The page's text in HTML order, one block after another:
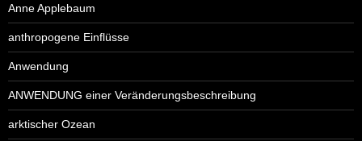
Anne Applebaum
anthropogene Einflüsse
Anwendung
ANWENDUNG einer Veränderungsbeschreibung
arktischer Ozean